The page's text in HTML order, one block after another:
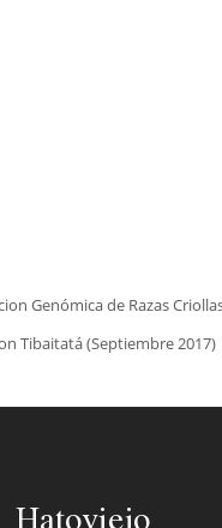
Genómica de Razas
Tibaitatá (Septiembre 2017)
Hatoviejo